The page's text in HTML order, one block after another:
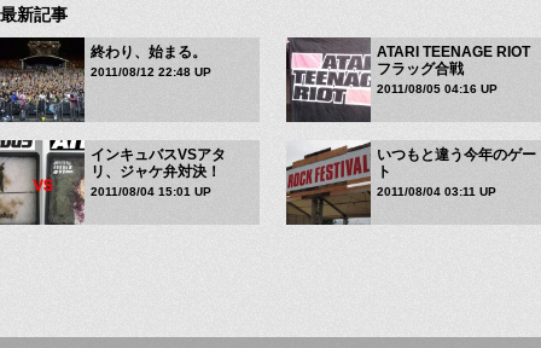
最新記事
終わり、始まる。
2011/08/12 22:48 UP
ATARI TEENAGE RIOT
フラッグ合戦
2011/08/05 04:16 UP
インキュバスVSアタ
リ、ジャケ弁対決！
2011/08/04 15:01 UP
いつもと違う今年のゲー
ト
2011/08/04 03:11 UP